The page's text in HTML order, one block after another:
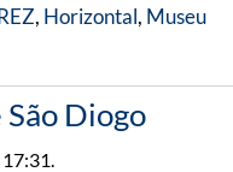
, Horizontal, Museu
Diogo